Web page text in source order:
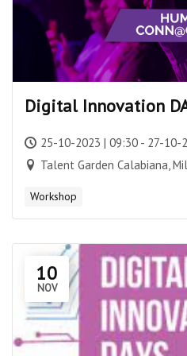
Digital Innovation
25-10-2023 | 09:30 - 27-10-
Talent Garden Calabiana,
Workshop
10
NOV